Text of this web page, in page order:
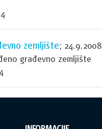
zemljište; 24.9.2008
građevno zemljište